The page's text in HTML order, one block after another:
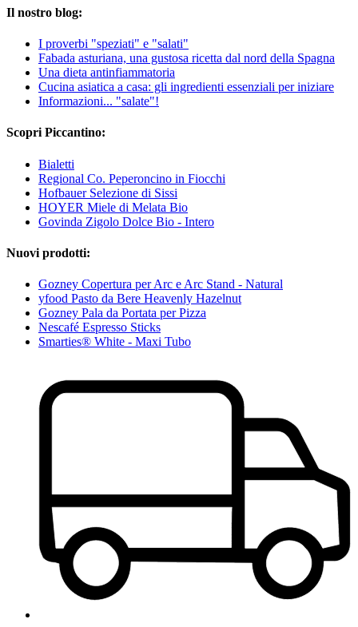
Il nostro blog:
I proverbi "speziati" e "salati"
Fabada asturiana, una gustosa ricetta dal nord della Spagna
Una dieta antinfiammatoria
Cucina asiatica a casa: gli ingredienti essenziali per iniziare
Informazioni... "salate"!
Scopri Piccantino:
Bialetti
Regional Co. Peperoncino in Fiocchi
Hofbauer Selezione di Sissi
HOYER Miele di Melata Bio
Govinda Zigolo Dolce Bio - Intero
Nuovi prodotti:
Gozney Copertura per Arc e Arc Stand - Natural
yfood Pasto da Bere Heavenly Hazelnut
Gozney Pala da Portata per Pizza
Nescafé Espresso Sticks
Smarties® White - Maxi Tubo